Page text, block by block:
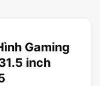
Gaming
inch